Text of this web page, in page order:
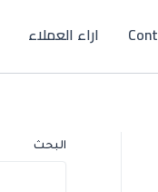
اراء العملاء
البحث